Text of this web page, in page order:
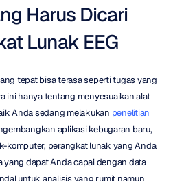
Harus Dicari
Lunak EEG
tepat bisa terasa seperti tugas yang
ini hanya tentang menyesuaikan alat
Anda sedang melakukan penelitian
aplikasi kebugaran baru,
komputer, perangkat lunak yang Anda
yang dapat Anda capai dengan data
untuk analisis yang rumit namun